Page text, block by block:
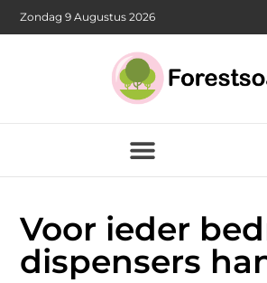
Zondag 9 Augustus 2026
Voor ieder
dispensers